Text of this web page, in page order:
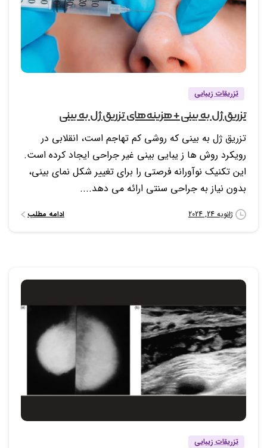
تزریقات زیبایی
تزریق ژل به بینی + هزینه های تزریق ژل به بینی
تزریق ژل به بینی که روشی کم تهاجم است، انقلابی در
رویکرد روش ها ز یبایی بینی غیر جراحی ایجاد کرده است.
این تکنیک نوآورانه فرصتی را برای تغییر شکل نمای بینی،
بدون نیاز به جراحی سنتی ارائه می دهد....
ژانویه 24, 2024 ادامه مطلب
0
2
تزریقات زیبایی